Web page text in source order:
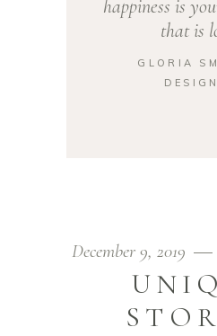
happiness is
that is
GLORIA
December 9, 2019